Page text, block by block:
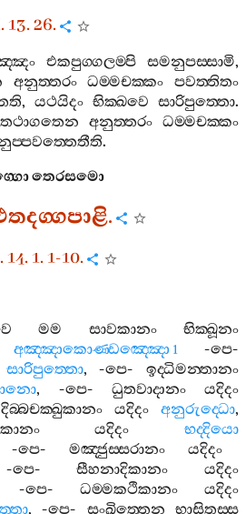
13. 26.
එකපුග‍්ගලම‍්පි සමනුපස‍්සාමි,
අනුත‍්තරං ධම‍්මචක‍්කං
පවත‍්තිතං
, යථයිදං භික‍්ඛවෙ සාරිපුත‍්තො.
තථාගතෙන අනුත‍්තරං ධම‍්මචක‍්කං
.
තෙරසමො
.
14. 1. 1-10.
මම සාවකානං
භික‍්ඛූනං
අඤ‍්ඤාකොණ‍්ඩඤ‍්ඤො 1 -පෙ-
සාරිපුත‍්තො, -පෙ- ඉද‍්ධිමන‍්තානං
, -පෙ- ධුතවාදානං
යදිදං
දිබ‍්බචක‍්ඛුකානං යදිදං අනුරුද‍්ධො,
යදිදං
භද‍්දියො
-පෙ- මඤ‍්ජුස‍්සරානං
යදිදං
පෙ-සීහනාදිකානං
යදිදං
-පෙ- ධම‍්මකථිකානං
යදිදං
, -පෙ- සංඛිත‍්තෙන
භාසිතස‍්ස